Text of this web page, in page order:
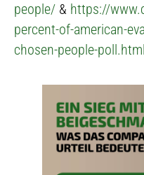
people/ & https://
percent-of-american-
chosen-people-poll.html